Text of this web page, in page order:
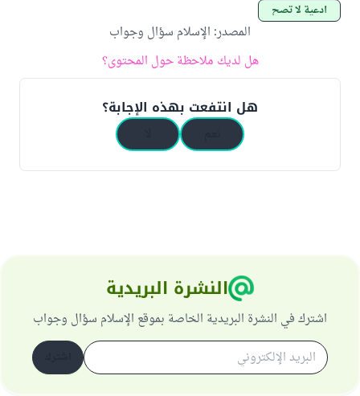
أدعية لا تصح
المصدر: الإسلام سؤال وجواب
هل لديك ملاحظة حول المحتوى؟
هل انتفعت بهذه الإجابة؟
النشرة البريدية
اشترك في النشرة البريدية الخاصة بموقع الإسلام سؤال وجواب